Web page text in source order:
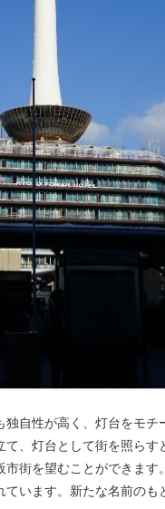
自性が高く、灯台をモ
て、灯台として街を照ら
市街を望むことができま
ています。新たな名前の